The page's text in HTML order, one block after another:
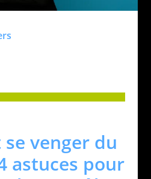
venger du
astuces pour